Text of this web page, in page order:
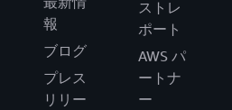
報
ブログ
プレス
リリー
ストレ
ポート
AWS パ
ートナ
ー